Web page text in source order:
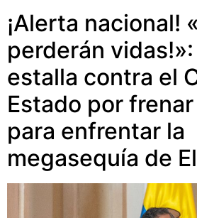
¡Alerta nacional!
perderán
estalla contra el
Estado por
para enfrentar la
megasequía de